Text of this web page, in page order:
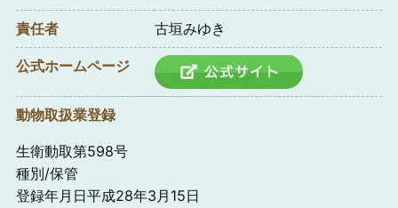
責任者 古垣みゆき
公式ホームページ
動物取扱業登録
生衛動取第598号
種別/保管
登録年月日平成28年3月15日